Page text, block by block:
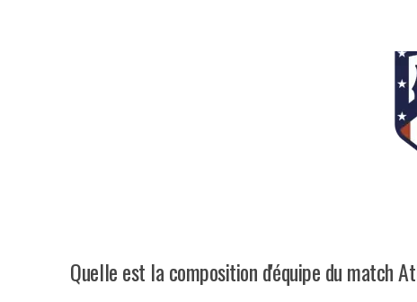
Quelle est la composition d'équipe du match